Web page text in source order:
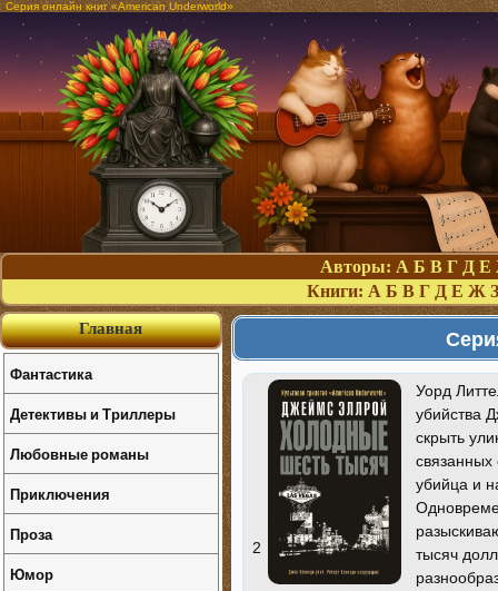
Серия онлайн книг «American Underworld»
Авторы: А Б В Г Д Е
Книги: А Б В Г Д Е Ж З
2
Уорд
убийства
скрыть
убийца и
тысяч
Главная
Фантастика
Детективы и Триллеры
Любовные романы
Приключения
Проза
Юмор